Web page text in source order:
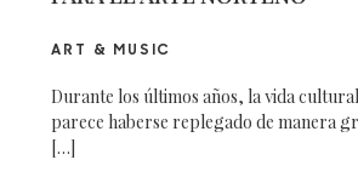
ART & MUSIC
Durante los últimos años, la vida
parece haberse replegado de manera
[…]